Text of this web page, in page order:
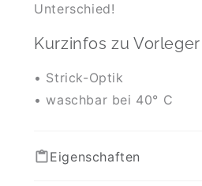
Unterschied!
Kurzinfos zu
• Strick-Optik
• waschbar bei 40° C
Eigenschaften